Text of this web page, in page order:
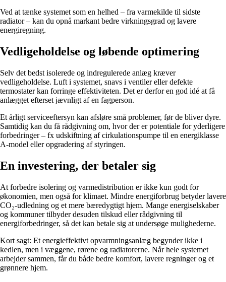
Ved at tænke systemet som en helhed – fra varmekilde til sidste
radiator – kan du opnå markant bedre virkningsgrad og lavere
energiregning.
Vedligeholdelse og løbende optimering
Selv det bedst isolerede og indregulerede anlæg kræver
vedligeholdelse. Luft i systemet, snavs i ventiler eller defekte
termostater kan forringe effektiviteten. Det er derfor en god idé at få
anlægget efterset jævnligt af en fagperson.
Et årligt serviceeftersyn kan afsløre små problemer, før de bliver dyre.
Samtidig kan du få rådgivning om, hvor der er potentiale for yderligere
forbedringer – fx udskiftning af cirkulationspumpe til en energiklasse
A-model eller opgradering af styringen.
En investering, der betaler sig
At forbedre isolering og varmedistribution er ikke kun godt for
økonomien, men også for klimaet. Mindre energiforbrug betyder lavere
CO₂-udledning og et mere bæredygtigt hjem. Mange energiselskaber
og kommuner tilbyder desuden tilskud eller rådgivning til
energiforbedringer, så det kan betale sig at undersøge mulighederne.
Kort sagt: Et energieffektivt opvarmningsanlæg begynder ikke i
kedlen, men i væggene, rørene og radiatorerne. Når hele systemet
arbejder sammen, får du både bedre komfort, lavere regninger og et
grønnere hjem.